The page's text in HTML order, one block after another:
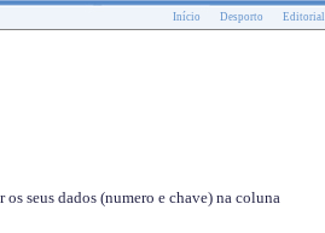
Início Desporto Editorial
seus dados (numero e chave) na coluna